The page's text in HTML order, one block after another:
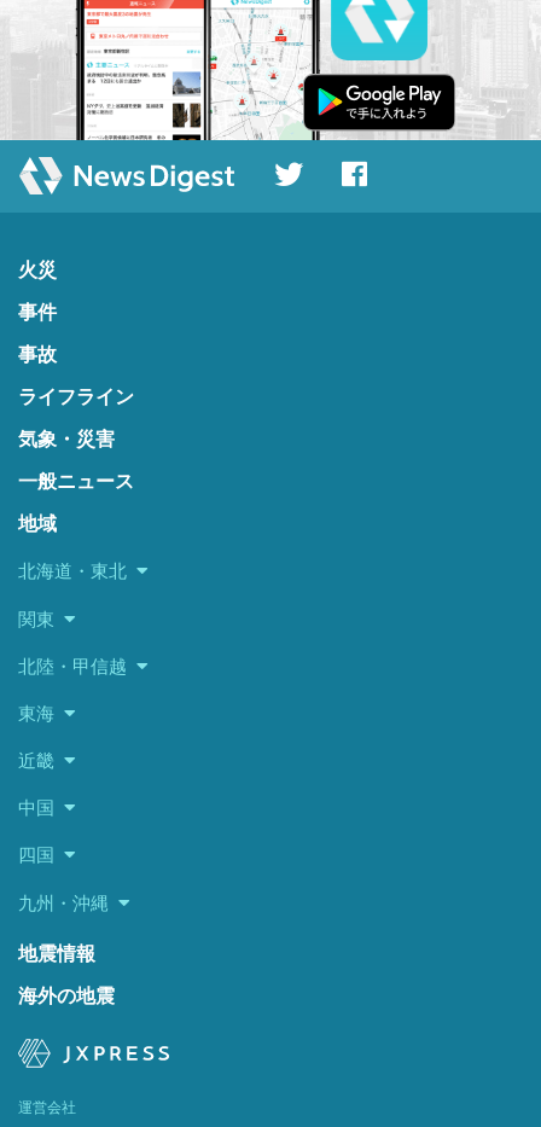
火災
事件
事故
ライフライン
気象・災害
一般ニュース
地域
北海道・東北
関東
北陸・甲信越
東海
近畿
中国
四国
九州・沖縄
地震情報
海外の地震
運営会社